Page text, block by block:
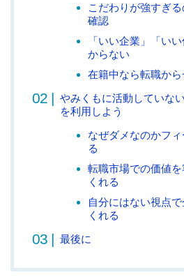
こだわりが強すぎ
確認
「いい企業」「い
からない
在籍中なら転職か
やみくもに活動していな
を利用しよう
なぜダメなのかフ
る
転職市場での価値
くれる
自分にはない視点
くれる
最後に